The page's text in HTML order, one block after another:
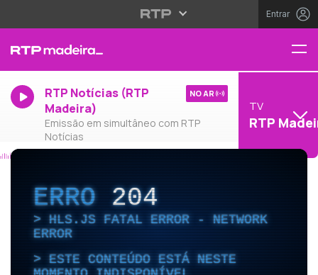
Entrar
RTP Notícias (RTP
Madeira)
Emissão em simultâneo com RTP
Notícias
NO AR
TV
RTP
ERRO204
HLS.JS FATAL ERROR - NETWORK
ERROR
ESTE CONTEÚDO ESTÁ NESTE